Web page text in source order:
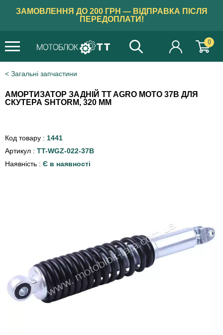
ЗАМОВЛЕННЯ ДО 200 ГРН — ВІДПРАВКА ПІСЛЯ
ПЕРЕДОПЛАТИ!
0
Загальні запчастини
АМОРТИЗАТОР ЗАДНІЙ TT AGRO MOTO 37B ДЛЯ
СКУТЕРА SHTORM, 320 ММ
Код товару : 1441
Артикул : TT-WGZ-022-37B
Наявність : Є в наявності